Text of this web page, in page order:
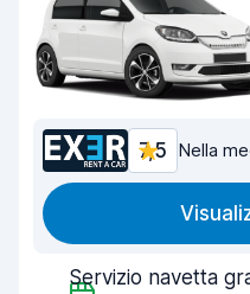
7,5 Nella
Servizio navetta